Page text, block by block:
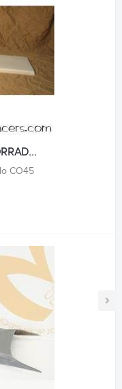
›
CO45